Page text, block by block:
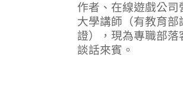
作者、在線遊戲公司
大學講師（有教育部
證），現為專職部落
談話來賓。